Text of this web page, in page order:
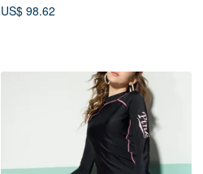
US$ 98.62